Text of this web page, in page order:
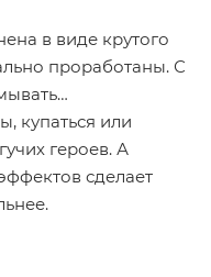
в виде крутого
проработаны. С
купаться или
героев. А
сделает